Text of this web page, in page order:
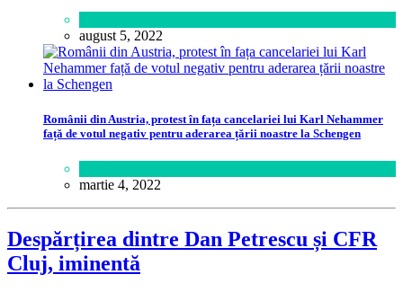
august 5, 2022
Românii din Austria, protest în fața cancelariei lui Karl Nehammer
față de votul negativ pentru aderarea țării noastre la Schengen
martie 4, 2022
Despărțirea dintre Dan Petrescu și CFR
Cluj, iminentă